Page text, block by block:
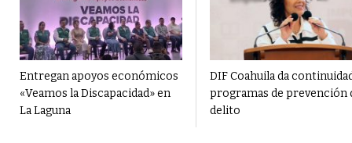
Entregan apoyos económicos
«Veamos la Discapacidad» en
La Laguna
DIF Coahuila da
programas de prevención
delito